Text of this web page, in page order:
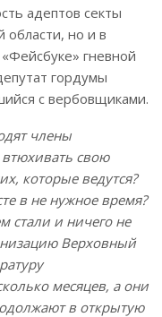
адептов секты
области, но и в
гневной
гордумы
с вербовщиками.
члены
свою
которые ведутся?
в не нужное время?
стали и ничего не
Верховный
месяцев, а они
в открытую